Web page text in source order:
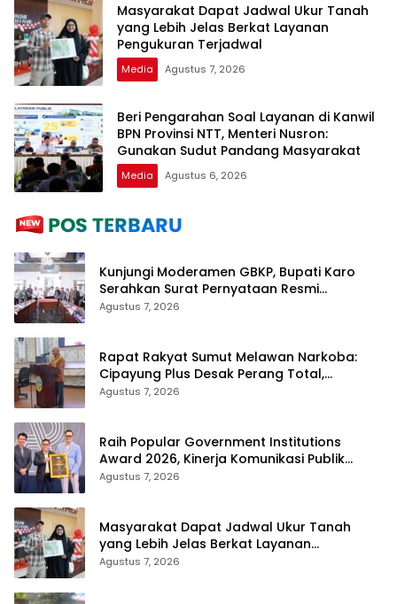
Masyarakat Dapat Jadwal Ukur Tanah
yang Lebih Jelas Berkat Layanan
Pengukuran Terjadwal
Media Agustus 7, 2026
Beri Pengarahan Soal Layanan di Kanwil
BPN Provinsi NTT, Menteri Nusron:
Gunakan Sudut Pandang Masyarakat
Media Agustus 6, 2026
Kunjungi Moderamen GBKP, Bupati Karo
Serahkan Surat Pernyataan Resmi
Penyerahan Aset RSUD Kabanjahe
Agustus 7, 2026
Rapat Rakyat Sumut Melawan Narkoba:
Cipayung Plus Desak Perang Total,
Generasi Muda Jadi Benteng Utama
Agustus 7, 2026
Raih Popular Government Institutions
Award 2026, Kinerja Komunikasi Publik
Kementerian ATR/BPN Kembali Diakui
Agustus 7, 2026
Masyarakat Dapat Jadwal Ukur Tanah
yang Lebih Jelas Berkat Layanan
Pengukuran Terjadwal
Agustus 7, 2026